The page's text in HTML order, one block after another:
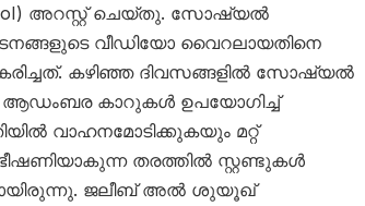
അറസ്റ്റ് ചെയ്തു. സോഷ്യൽ
വീഡിയോ വൈറലായതിനെ
കഴിഞ്ഞ ദിവസങ്ങളിൽ സോഷ്യൽ
ആഡംബര കാറുകൾ ഉപയോഗിച്ച്
വാഹനമോടിക്കുകയും മറ്റ്
തരത്തിൽ സ്റ്റണ്ടുകൾ
ജലീബ് അൽ ശുയൂഖ്